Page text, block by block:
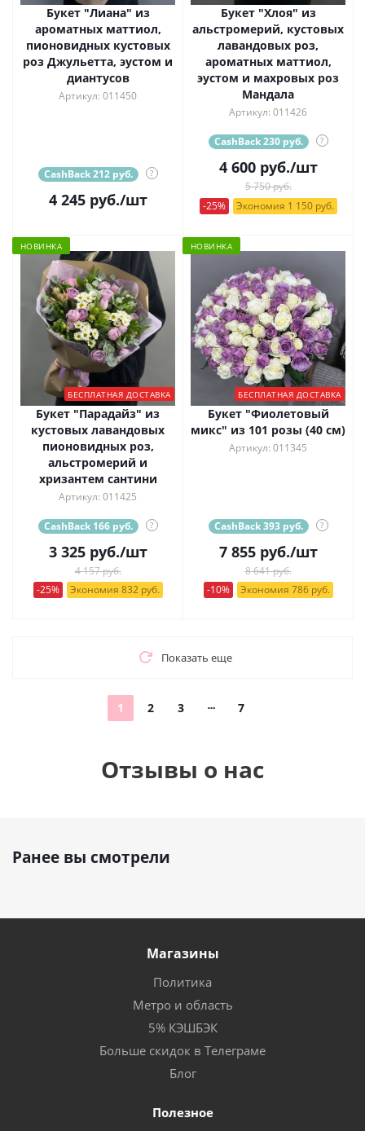
Букет "Лиана" из
ароматных маттиол,
пионовидных кустовых
роз Джульетта, эустом и
диантусов
Артикул: 011450
CashBack 212 руб. ?
4 245руб./шт
Букет "Хлоя" из
альстромерий, кустовых
лавандовых роз,
ароматных маттиол,
эустом и махровых роз
Мандала
Артикул: 011426
CashBack 230 руб. ?
4 600руб./шт
5 750 руб.
-25%
Экономия 1 150 руб.
НОВИНКА
БЕСПЛАТНАЯ ДОСТАВКА
Букет "Парадайз" из
кустовых лавандовых
пионовидных роз,
альстромерий и
хризантем сантини
Артикул: 011425
CashBack 166 руб. ?
3 325руб./шт
4 157 руб.
-25%
Экономия 832 руб.
НОВИНКА
БЕСПЛАТНАЯ ДОСТАВКА
Букет "Фиолетовый
микс" из 101 розы (40 см)
Артикул: 011345
CashBack 393 руб. ?
7 855руб./шт
8 641 руб.
-10%
Экономия 786 руб.
Показать еще
1 2 3 7
Отзывы о нас
Ранее вы смотрели
Магазины
Политика
Метро и область
5% КЭШБЭК
Больше скидок в Телеграме
Блог
Полезное